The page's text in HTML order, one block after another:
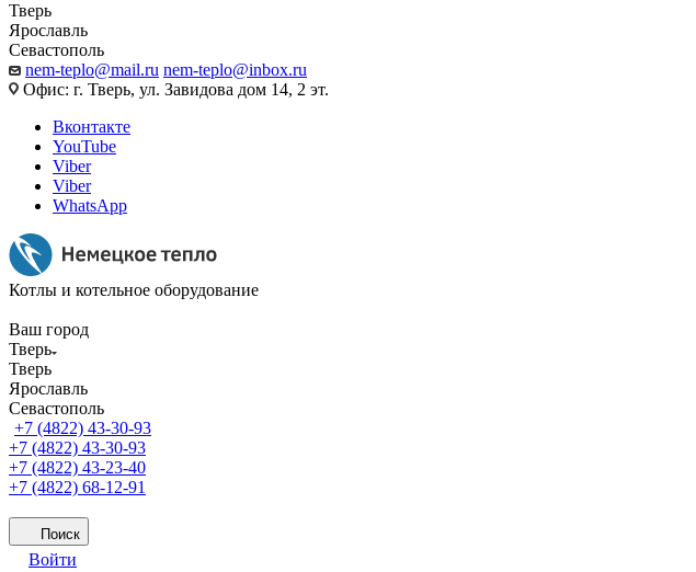
Тверь
Ярославль
Севастополь
nem-teplo@mail.ru nem-teplo@inbox.ru
Офис: г. Тверь, ул. Завидова дом 14, 2 эт.
Вконтакте
YouTube
Viber
Viber
WhatsApp
Котлы и котельное оборудование
Ваш город
Тверь
Тверь
Ярославль
Севастополь
+7 (4822) 43-30-93
+7 (4822) 43-30-93
+7 (4822) 43-23-40
+7 (4822) 68-12-91
Поиск
Войти